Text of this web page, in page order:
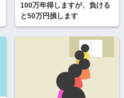
100万年得しますが、負ける
と50万円損します